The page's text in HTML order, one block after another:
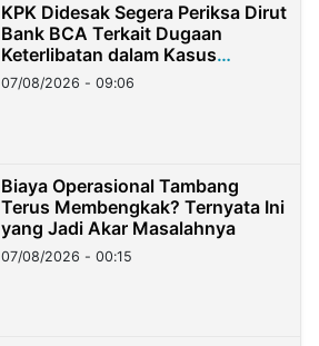
KPK Didesak Segera Periksa Dirut
Bank BCA Terkait Dugaan
Keterlibatan dalam Kasus
Hilangnya Dana Nasabah Rp2,58
Miliar
07/08/2026 - 09:06
Biaya Operasional Tambang
Terus Membengkak? Ternyata Ini
yang Jadi Akar Masalahnya
07/08/2026 - 00:15